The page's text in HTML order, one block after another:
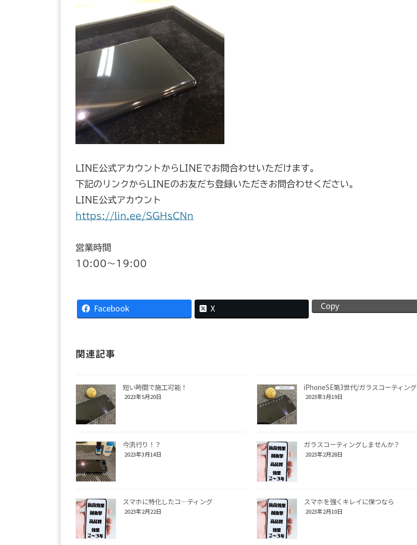
LINE公式アカウントからLINEでお問合わせいただけます。
下記のリンクからLINEのお友だち登録いただきお問合わせください。
LINE公式アカウント
https://lin.ee/SGHsCNn
営業時間
10:00〜19:00
Facebook X Copy
関連記事
短い時間で施工可能！
2023年5月20日
iPhoneSE第3世代/ガラスコーティング
2023年3月19日
今流行り！？
2023年3月14日
ガラスコーティングしませんか？
2023年2月28日
スマホに特化したコ―ティング
2023年2月22日
スマホを強くキレイに保つなら
2023年2月10日